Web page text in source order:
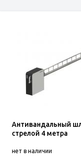
Антивандальный
стрелой 4 метра
нет в наличии